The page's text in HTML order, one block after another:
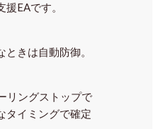
EAです。
きは自動防御。
リングストップで
タイミングで確定